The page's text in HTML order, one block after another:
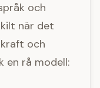
och
när det
och
en rå modell: